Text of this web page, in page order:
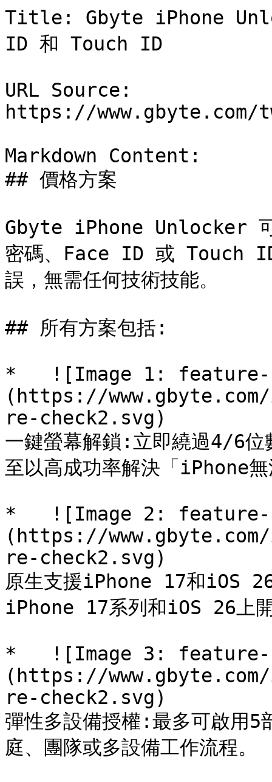
Title: Gbyte iPhone
ID 和 Touch ID
URL Source:
https://
Markdown Content:
## 價格方案
Gbyte iPhone Unlocker
密碼、Face ID 或 Touch
誤，無需任何技術技能。
## 所有方案包括:
*   ![Image 1: feature-
(https://
re-check2.svg)
一鍵螢幕解鎖:立即繞過4/6
至以高成功率解決「iPhone
*   ![Image 2: feature-
(https://
re-check2.svg)
原生支援iPhone 17和iOS
iPhone 17系列和iOS 26上
*   ![Image 3: feature-
(https://
re-check2.svg)
彈性多設備授權:最多可啟用
庭、團隊或多設備工作流程。